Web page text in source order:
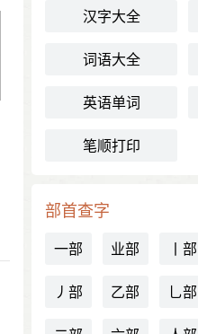
汉字大全
词语大全
英语单词
笔顺打印
部首查字
一部 业部 丨部
丿部 乙部 乚部